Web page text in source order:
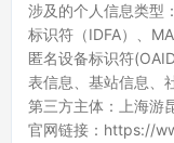
涉及的个人信息类型
标识符（IDFA）、
匿名设备标识符
表信息、基站信息、
第三方主体：上海游
官网链接：https://